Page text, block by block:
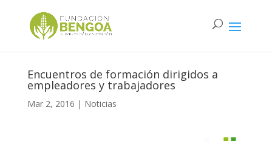
Encuentros de formación dirigidos a
empleadores y trabajadores
Mar 2, 2016 | Noticias